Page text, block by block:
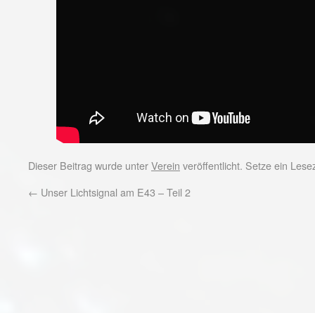
Dieser Beitrag wurde unterVerein veröffentlicht. Setze ein
← Unser Lichtsignal am E43 – Teil 2